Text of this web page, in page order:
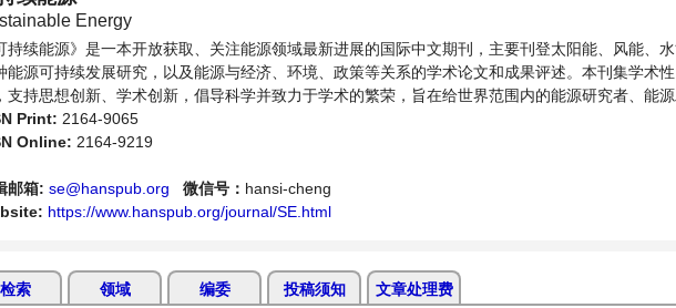
Energy
持续能源》是一本开放获取、关注能源领域最新进展的国际中文期刊，主要刊登太阳能、风能、
能源可持续发展研究，以及能源与经济、环境、政策等关系的学术论文和成果评述。本刊集学术
支持思想创新、学术创新，倡导科学并致力于学术的繁荣，旨在给世界范围内的能源研究者、能
注能源发展的人员提供一个传播、分享和讨论能源持续性发展的交流平台。
Print: 2164-9065
Online: 2164-9219
邮箱: se@hanspub.org 微信号： hansi-cheng
https://www.hanspub.org/journal/SE.html
检索 领域 编委 投稿须知 文章处理费